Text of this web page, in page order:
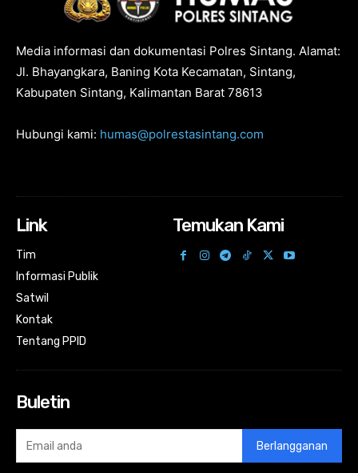
Media informasi dan dokumentasi Polres Sintang. Alamat:
Jl. Bhayangkara, Baning Kota Kecamatan, Sintang,
Kabupaten Sintang, Kalimantan Barat 78613
Hubungi kami: humas@polrestasintang.com
Link
Tim
Informasi Publik
Satwil
Kontak
Tentang PPID
Temukan Kami
Buletin
Berlangganan